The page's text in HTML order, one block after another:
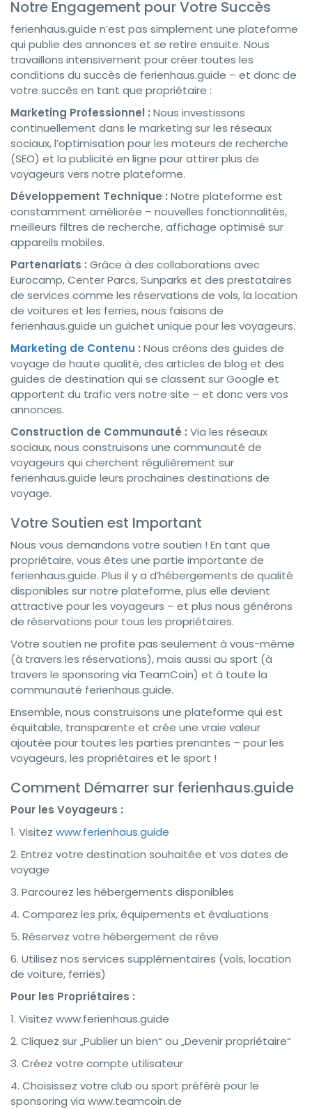
Notre Engagement pour Votre Succès
ferienhaus.guide n’est pas simplement une plateforme
qui publie des annonces et se retire ensuite. Nous
travaillons intensivement pour créer toutes les
conditions du succès de ferienhaus.guide – et donc de
votre succès en tant que propriétaire :
Marketing Professionnel : Nous investissons
continuellement dans le marketing sur les réseaux
sociaux, l’optimisation pour les moteurs de recherche
(SEO) et la publicité en ligne pour attirer plus de
voyageurs vers notre plateforme.
Développement Technique : Notre plateforme est
constamment améliorée – nouvelles fonctionnalités,
meilleurs filtres de recherche, affichage optimisé sur
appareils mobiles.
Partenariats : Grâce à des collaborations avec
Eurocamp, Center Parcs, Sunparks et des prestataires
de services comme les réservations de vols, la location
de voitures et les ferries, nous faisons de
ferienhaus.guide un guichet unique pour les voyageurs.
Marketing de Contenu : Nous créons des guides de
voyage de haute qualité, des articles de blog et des
guides de destination qui se classent sur Google et
apportent du trafic vers notre site – et donc vers vos
annonces.
Construction de Communauté : Via les réseaux
sociaux, nous construisons une communauté de
voyageurs qui cherchent régulièrement sur
ferienhaus.guide leurs prochaines destinations de
voyage.
Votre Soutien est Important
Nous vous demandons votre soutien ! En tant que
propriétaire, vous êtes une partie importante de
ferienhaus.guide. Plus il y a d’hébergements de qualité
disponibles sur notre plateforme, plus elle devient
attractive pour les voyageurs – et plus nous générons
de réservations pour tous les propriétaires.
Votre soutien ne profite pas seulement à vous-même
(à travers les réservations), mais aussi au sport (à
travers le sponsoring via TeamCoin) et à toute la
communauté ferienhaus.guide.
Ensemble, nous construisons une plateforme qui est
équitable, transparente et crée une vraie valeur
ajoutée pour toutes les parties prenantes – pour les
voyageurs, les propriétaires et le sport !
Comment Démarrer sur ferienhaus.guide
Pour les Voyageurs :
1. Visitez www.ferienhaus.guide
2. Entrez votre destination souhaitée et vos dates de
voyage
3. Parcourez les hébergements disponibles
4. Comparez les prix, équipements et évaluations
5. Réservez votre hébergement de rêve
6. Utilisez nos services supplémentaires (vols, location
de voiture, ferries)
Pour les Propriétaires :
1. Visitez www.ferienhaus.guide
2. Cliquez sur „Publier un bien“ ou „Devenir propriétaire“
3. Créez votre compte utilisateur
4. Choisissez votre club ou sport préféré pour le
sponsoring via www.teamcoin.de